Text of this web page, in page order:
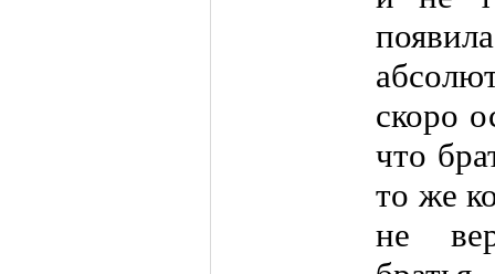
скоро
что
то же
не